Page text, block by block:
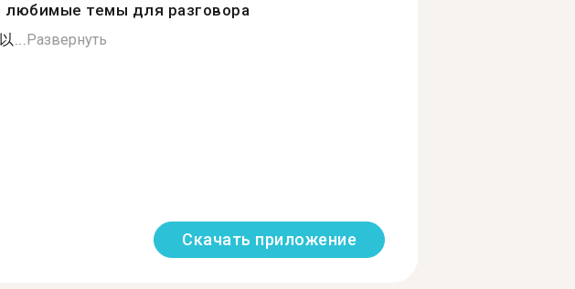
любимые темы для разговора
...Развернуть
Скачать приложение